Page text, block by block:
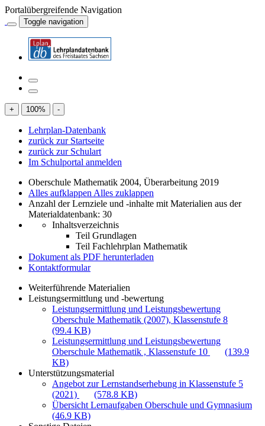
Portalübergreifende Navigation
Toggle navigation
+ 100% -
Lehrplan-Datenbank
zurück zur Startseite
zurück zur Schulart
Im Schulportal anmelden
Oberschule Mathematik 2004, Überarbeitung 2019
Alles aufklappen Alles zuklappen
Anzahl der Lernziele und -inhalte mit Materialien aus der
Materialdatenbank: 30
Inhaltsverzeichnis
Teil Grundlagen
Teil Fachlehrplan Mathematik
Dokument als PDF herunterladen
Kontaktformular
Weiterführende Materialien
Leistungsermittlung und -bewertung
Leistungsermittlung und Leistungsbewertung
Oberschule Mathematik (2007), Klassenstufe 8
(99.4 KB)
Leistungsermittlung und Leistungsbewertung
Oberschule Mathematik , Klassenstufe 10
(139.9
KB)
Unterstützungsmaterial
Angebot zur Lernstandserhebung in Klassenstufe 5
(2021)
(578.8 KB)
Übersicht Lernaufgaben Oberschule und Gymnasium
(46.9 KB)